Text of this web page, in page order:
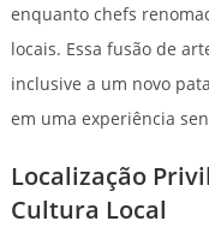
enquanto chefs
locais. Essa fusão de
inclusive a um novo
em uma experiência
Localização
Cultura Local